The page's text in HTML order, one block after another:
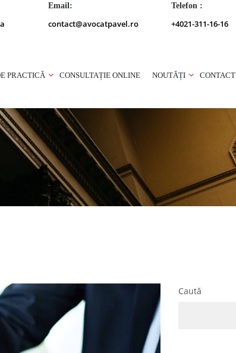
Email:
contact@avocatpavel.ro
Telefon :
+4021-311-16-16
PRACTICĂ CONSULTAȚIE ONLINE NOUTĂȚI CONTACT
Caută